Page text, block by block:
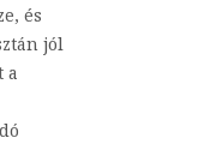
és
jól
a